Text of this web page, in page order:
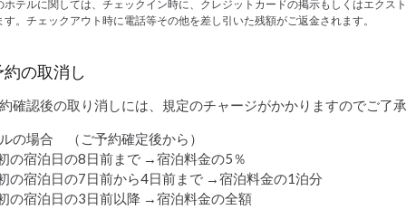
ホテルに関しては、チェックイン時に、クレジットカードの掲示もしくはエクス
す。チェックアウト時に電話等その他を差し引いた残額がご返金されます。
の取消し
確認後の取り消しには、規定のチャージがかかりますのでご了
の場合 （ご予約確定後から）
の宿泊日の8日前まで →宿泊料金の5％
の宿泊日の7日前から4日前まで →宿泊料金の1泊分
の宿泊日の3日前以降 →宿泊料金の全額